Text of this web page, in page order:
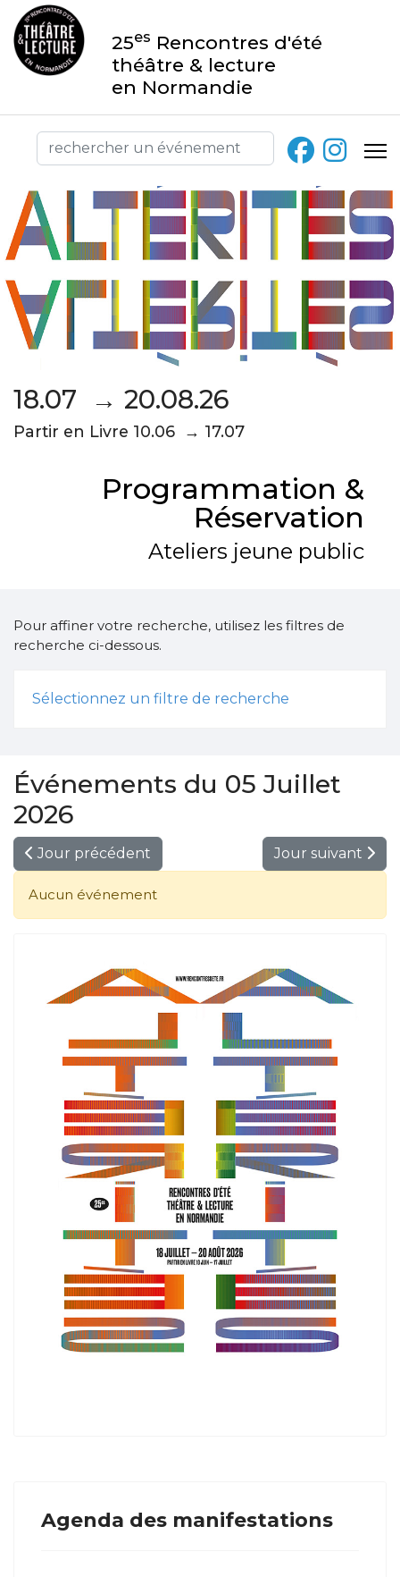
25es Rencontres d'été
théâtre & lecture
en Normandie
18.07 → 20.08.26
Partir en Livre 10.06 → 17.07
Programmation &
Réservation
Ateliers jeune public
Pour affiner votre recherche, utilisez les filtres de
recherche ci-dessous.
Sélectionnez un filtre de recherche
Événements du 05 Juillet
2026
Jour précédent Jour suivant
Aucun événement
Agenda des manifestations